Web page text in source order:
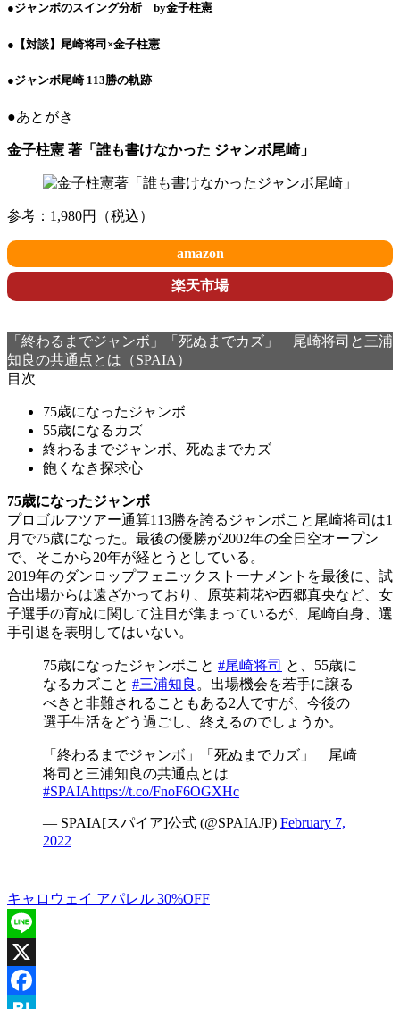
●ジャンボのスイング分析 by金子柱憲
●【対談】尾崎将司×金子柱憲
●ジャンボ尾崎 113勝の軌跡
●あとがき
金子柱憲 著「誰も書けなかった ジャンボ尾崎」
参考：1,980円（税込）
amazon
楽天市場
「終わるまでジャンボ」「死ぬまでカズ」 尾崎将司と三浦
知良の共通点とは（SPAIA）
目次
75歳になったジャンボ
55歳になるカズ
終わるまでジャンボ、死ぬまでカズ
飽くなき探求心
75歳になったジャンボ
プロゴルフツアー通算113勝を誇るジャンボこと尾崎将司は1
月で75歳になった。最後の優勝が2002年の全日空オープン
で、そこから20年が経とうとしている。
2019年のダンロップフェニックストーナメントを最後に、試
合出場からは遠ざかっており、原英莉花や西郷真央など、女
子選手の育成に関して注目が集まっているが、尾崎自身、選
手引退を表明してはいない。
75歳になったジャンボこと #尾崎将司 と、55歳に
なるカズこと #三浦知良 。出場機会を若手に譲る
べきと非難されることもある2人ですが、今後の
選手生活をどう過ごし、終えるのでしょうか。
「終わるまでジャンボ」「死ぬまでカズ」 尾崎
将司と三浦知良の共通点とは
#SPAIAhttps://t.co/FnoF6OGXHc
— SPAIA[スパイア]公式 (@SPAIAJP) February 7,
2022
キャロウェイ アパレル 30%OFF
Line
X